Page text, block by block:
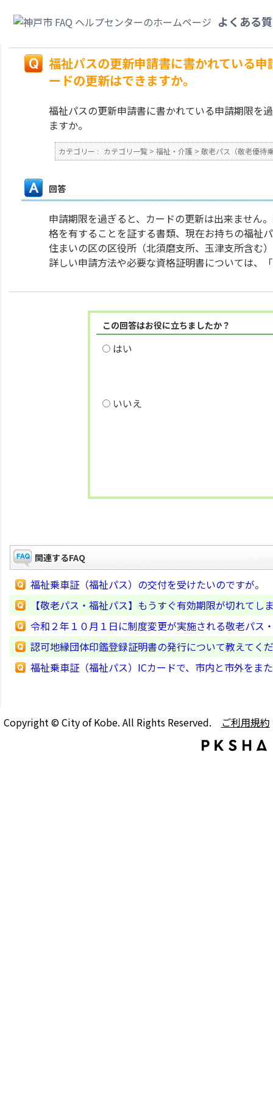
よくある
ぎてしまいましたが、申請書を提出すればカードの更新はできますか。
福祉パスの更新申請書に書かれている
ードの更新はできますか。
福祉パスの更新申請書に書かれている申請期限を
ますか。
カテゴリー : カテゴリ一覧 > 福祉・介護 > 敬老パス（敬老優待
回答
申請期限を過ぎると、カードの更新は出来ません
格を有することを証する書類、現在お持ちの福祉
住まいの区の区役所（北須磨支所、玉津支所含む
詳しい申請方法や必要な資格証明書については、「
この回答はお役に立ちましたか？
はい
いいえ
関連するFAQ
福祉乗車証（福祉パス）の交付を受けたいのですが。
【敬老パス・福祉パス】もうすぐ有効期限が切れて
令和２年１０月１日に制度変更が実施される敬老パス
認可地縁団体印鑑登録証明書の発行について教えてく
福祉乗車証（福祉パス）ICカードで、市内と市外をま
Copyright © City of Kobe. All Rights Reserved. ご利用規約